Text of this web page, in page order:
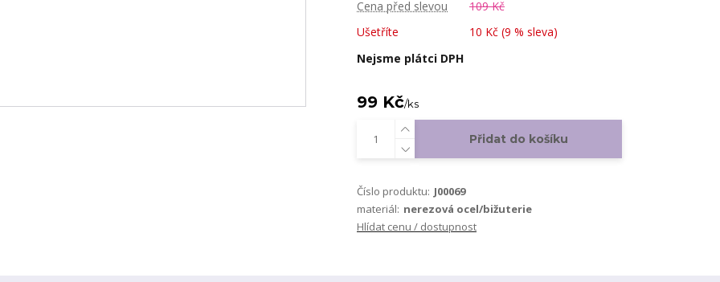
Cena před slevou
109 Kč
Ušetříte
10 Kč (9 % sleva)
Nejsme plátci DPH
99 Kč/ks
Přidat do košíku
Číslo produktu: J00069
materiál: nerezová ocel/bižuterie
Hlídat cenu / dostupnost